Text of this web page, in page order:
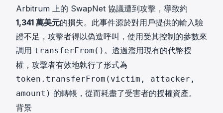
Arbitrum 上的 SwapNet 協議遭到攻擊，導致約
1,341 萬美元的損失。此事件源於對用戶提供的輸入驗
證不足，攻擊者得以偽造呼叫，使用受其控制的參數來
調用 transferFrom() 。透過濫用現有的代幣授
權，攻擊者有效地執行了形式為
token.transferFrom(victim, attacker,
amount) 的轉帳，從而耗盡了受害者的授權資產。
背景